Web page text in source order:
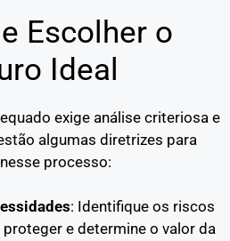
Escolher o
Ideal
exige análise criteriosa e
algumas diretrizes para
processo:
: Identifique os riscos
e determine o valor da